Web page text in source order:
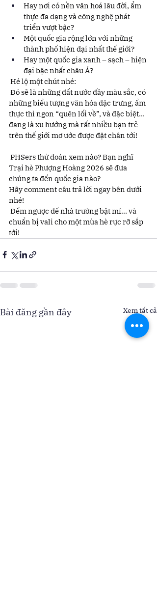
Hay nơi có nền văn hoá lâu đời, ẩm
thực đa dạng và công nghệ phát
triển vượt bậc?
Một quốc gia rộng lớn với những
thành phố hiện đại nhất thế giới?
Hay một quốc gia xanh – sạch – hiện
đại bậc nhất châu Á?
Hé lộ một chút nhé:
Đó sẽ là những đất nước đầy màu sắc, có
những biểu tượng văn hóa đặc trưng, ẩm
thực thì ngon “quên lối về”, và đặc biệt…
đang là xu hướng mà rất nhiều bạn trẻ
trên thế giới mơ ước được đặt chân tới!
PHSers thử đoán xem nào? Bạn nghĩ
Trại hè Phượng Hoàng 2026 sẽ đưa
chúng ta đến quốc gia nào?
Hãy comment câu trả lời ngay bên dưới
nhé!
Đếm ngược để nhà trường bật mí… và
chuẩn bị vali cho một mùa hè rực rỡ sắp
tới!
Bài đăng gần đây Xem tất cả